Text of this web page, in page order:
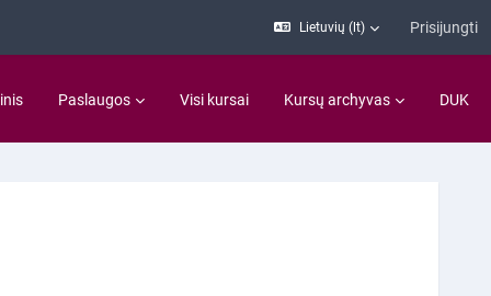
Lietuvių ‎(lt)‎ Prisijungti
Paslaugos Visi kursai Kursų archyvas DUK